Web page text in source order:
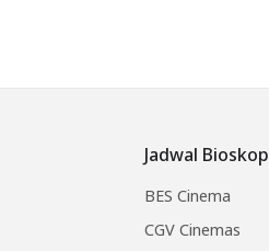
Jadwal Bioskop
BES Cinema
CGV Cinemas